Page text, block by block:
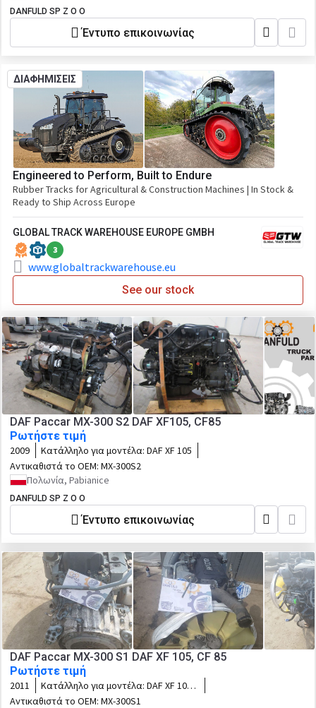
DANFULD SP Z O O
Έντυπο επικοινωνίας
ΔΙΑΦΗΜΙΣΕΙΣ
Engineered to Perform, Built to Endure
Rubber Tracks for Agricultural & Construction Machines | In Stock &
Ready to Ship Across Europe
GLOBAL TRACK WAREHOUSE EUROPE GMBH
3
www.globaltrackwarehouse.eu
See our stock
DAF Paccar MX-300 S2 DAF XF105, CF85
Ρωτήστε τιμή
2009 Κατάλληλο για μοντέλα: DAF XF 105
Αντικαθιστά το OEM: MX-300S2
Πολωνία, Pabianice
DANFULD SP Z O O
Έντυπο επικοινωνίας
DAF Paccar MX-300 S1 DAF XF 105, CF 85
Ρωτήστε τιμή
2011 Κατάλληλο για μοντέλα: DAF XF 105,
CF 85
Αντικαθιστά το OEM: MX-300S1